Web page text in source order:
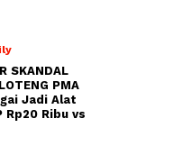
SKANDAL
PMA
Jadi Alat
Rp20 Ribu vs